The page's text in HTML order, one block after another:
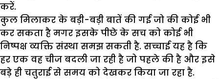
करें.
कुल मिलाकर के बड़ी-बड़ी बातें की गई जो की कोई भी
कर सकता है मगर इसके पीछे के सच को कोई भी
निष्पक्ष व्यक्ति संस्था समझ सकती है. सच्चाई यह है कि
हर एक वह चीज बदली जा रही है जो पहले की है और इसे
बड़े ही चतुराई से समय को देखकर किया जा रहा है.